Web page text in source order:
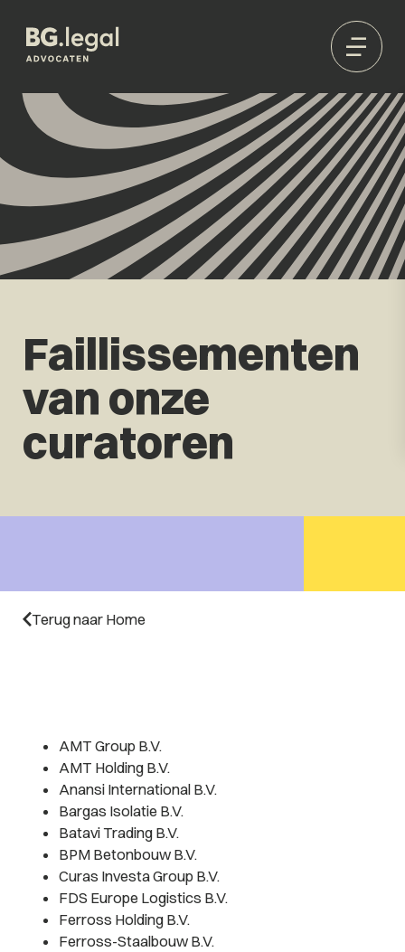
Faillissementen
van onze
curatoren
Terug naar Home
AMT Group B.V.
AMT Holding B.V.
Anansi International B.V.
Bargas Isolatie B.V.
Batavi Trading B.V.
BPM Betonbouw B.V.
Curas Investa Group B.V.
FDS Europe Logistics B.V.
Ferross Holding B.V.
Ferross-Staalbouw B.V.